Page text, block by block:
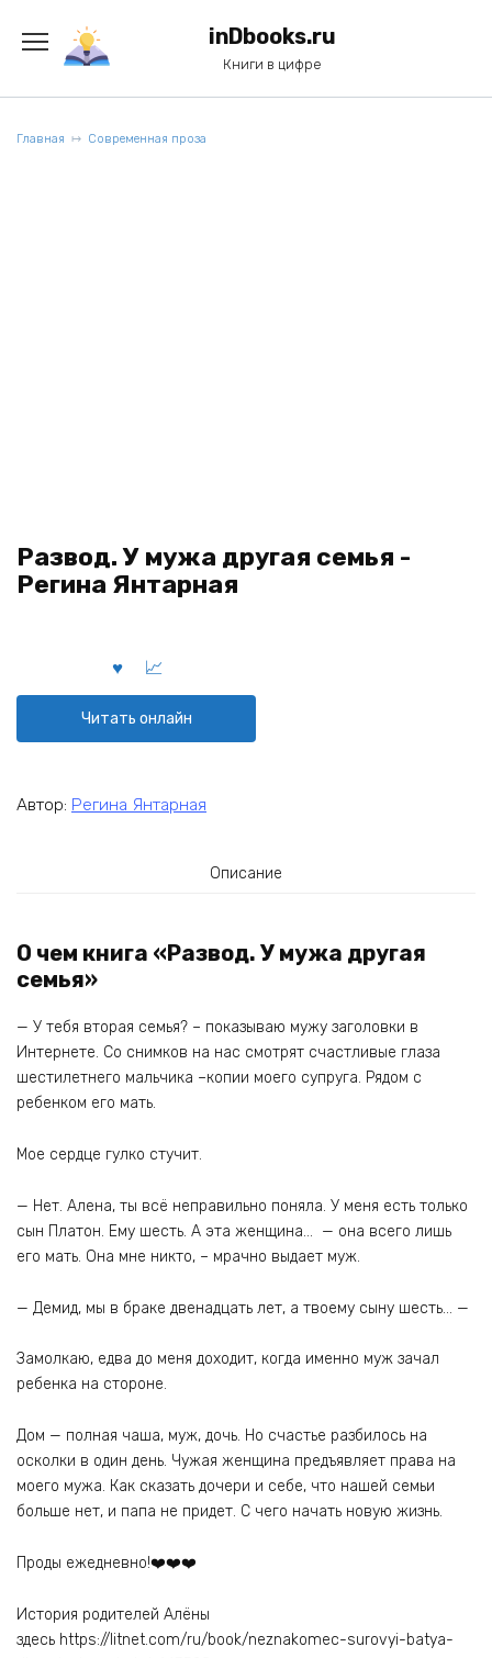
содержанию
inDbooks.ru
Книги в цифре
Главная Современная проза
Развод. У мужа другая семья -
Регина Янтарная
Читать онлайн
Автор: Регина Янтарная
Описание
О чем книга «Развод. У мужа другая
семья»
— У тебя вторая семья? – показываю мужу заголовки в
Интернете. Со снимков на нас смотрят счастливые глаза
шестилетнего мальчика –копии моего супруга. Рядом с
ребенком его мать.
Мое сердце гулко стучит.
— Нет. Алена, ты всё неправильно поняла. У меня есть только
сын Платон. Ему шесть. А эта женщина… — она всего лишь
его мать. Она мне никто, – мрачно выдает муж.
— Демид, мы в браке двенадцать лет, а твоему сыну шесть… —
Замолкаю, едва до меня доходит, когда именно муж зачал
ребенка на стороне.
Дом — полная чаша, муж, дочь. Но счастье разбилось на
осколки в один день. Чужая женщина предъявляет права на
моего мужа. Как сказать дочери и себе, что нашей семьи
больше нет, и папа не придет. С чего начать новую жизнь.
Проды ежедневно!‍❤️‍‍❤️‍‍❤️‍
История родителей Алёны
здесь https://litnet.com/ru/book/neznakomec-surovyi-batya-